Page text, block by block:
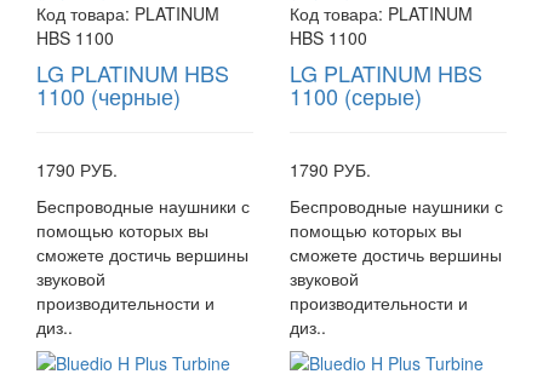
Код товара: PLATINUM
HBS 1100
LG PLATINUM HBS
1100 (черные)
1790 РУБ.
Беспроводные наушники с
помощью которых вы
сможете достичь вершины
звуковой
производительности и
диз..
Код товара: PLATINUM
HBS 1100
LG PLATINUM HBS
1100 (серые)
1790 РУБ.
Беспроводные наушники с
помощью которых вы
сможете достичь вершины
звуковой
производительности и
диз..